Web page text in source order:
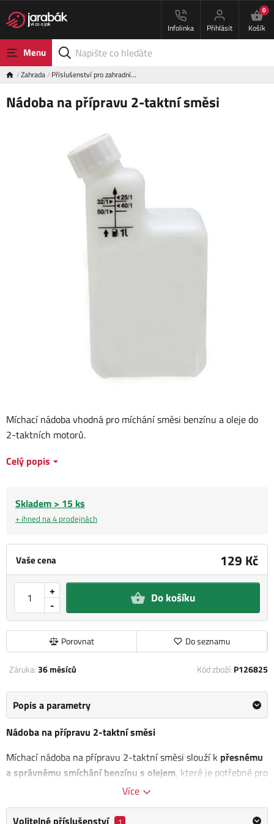
Infolinka Přihlásit
0
Košík
Menu
Zahrada Příslušenství pro zahradní…
Nádoba na přípravu 2-taktní směsi
Vaše cena 129 Kč
-
+ Do košíku
Porovnat Do seznamu
Míchací nádoba vhodná pro míchání směsi benzínu a oleje do
2-taktních motorů.
Celý popis
Skladem > 15 ks
+ ihned na 4 prodejnách
Záruka:36 měsíců Kód zboží: P126825
Popis a parametry
Nádoba na přípravu 2-taktní směsi
Míchací nádoba na přípravu 2-taktní směsi slouží k přesnému
a správnému smíchání benzínu s olejem, které je potřebné pro
provoz 2-taktních motorů. Dvoutaktní motory neobsahují
proto je nutné olej přidávat přímo do paliva.
Více
Volitelné příslušenství